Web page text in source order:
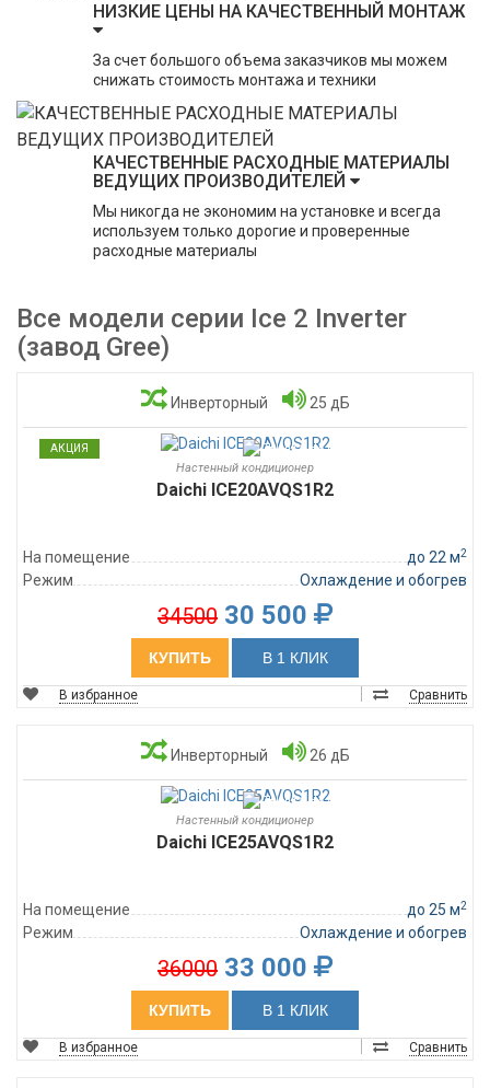
НИЗКИЕ ЦЕНЫ НА КАЧЕСТВЕННЫЙ МОНТАЖ
За счет большого объема заказчиков мы можем
снижать стоимость монтажа и техники
КАЧЕСТВЕННЫЕ РАСХОДНЫЕ МАТЕРИАЛЫ
ВЕДУЩИХ ПРОИЗВОДИТЕЛЕЙ
Мы никогда не экономим на установке и всегда
используем только дорогие и проверенные
расходные материалы
Все модели серии Ice 2 Inverter
(завод Gree)
АКЦИЯ
Инверторный 25 дБ
Настенный кондиционер
Daichi ICE20AVQS1R2
На помещение до 22 м2
Режим Охлаждение и обогрев
34500 30 500
КУПИТЬ В 1 КЛИК
В избранное Сравнить
Инверторный 26 дБ
Настенный кондиционер
Daichi ICE25AVQS1R2
На помещение до 25 м2
Режим Охлаждение и обогрев
36000 33 000
КУПИТЬ В 1 КЛИК
В избранное Сравнить